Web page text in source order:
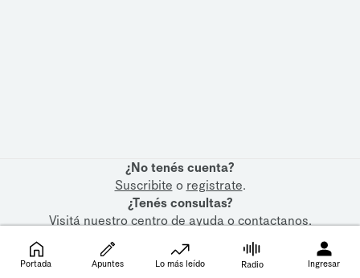
¿No tenés cuenta?
Suscribite o registrate.
¿Tenés consultas?
Visitá nuestrocentro de ayudaocontactanos.
Portada Apuntes Lo más leído Radio Ingresar